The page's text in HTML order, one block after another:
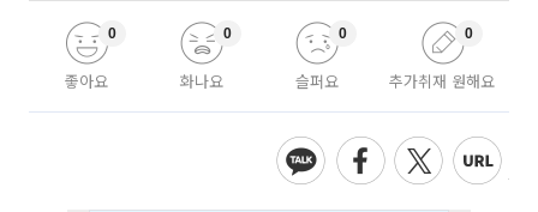
좋아요
0
화나요
0
슬퍼요
0
추가취재 원해요
0